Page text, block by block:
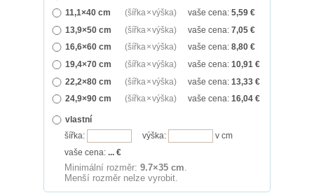
11,1×40 cm
(šířka × výška) vaše cena: 5,59 €
13,9×50 cm
(šířka × výška) vaše cena: 7,05 €
16,6×60 cm
(šířka × výška) vaše cena: 8,80 €
19,4×70 cm
(šířka × výška) vaše cena: 10,91 €
22,2×80 cm
(šířka × výška) vaše cena: 13,33 €
24,9×90 cm
(šířka × výška) vaše cena: 16,04 €
vlastní
šířka:
výška:
v cm
vaše cena: ... €
Minimální rozměr: 9.7×35 cm.
Menší rozměr nelze vyrobit.